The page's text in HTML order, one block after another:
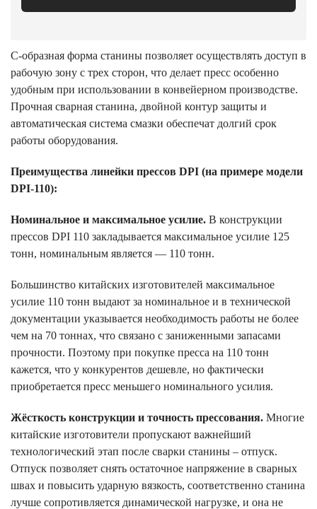
С-образная форма станины позволяет осуществлять доступ в
рабочую зону с трех сторон, что делает пресс особенно
удобным при использовании в конвейерном производстве.
Прочная сварная станина, двойной контур защиты и
автоматическая система смазки обеспечат долгий срок
работы оборудования.
Преимущества линейки прессов DPI (на примере модели
DPI-110):
Номинальное и максимальное усилие. В конструкции
прессов DPI 110 закладывается максимальное усилие 125
тонн, номинальным является — 110 тонн.
Большинство китайских изготовителей максимальное
усилие 110 тонн выдают за номинальное и в технической
документации указывается необходимость работы не более
чем на 70 тоннах, что связано с заниженными запасами
прочности. Поэтому при покупке пресса на 110 тонн
кажется, что у конкурентов дешевле, но фактически
приобретается пресс меньшего номинального усилия.
Жёсткость конструкции и точность прессования. Многие
китайские изготовители пропускают важнейший
технологический этап после сварки станины – отпуск.
Отпуск позволяет снять остаточное напряжение в сварных
швах и повысить ударную вязкость, соответственно станина
лучше сопротивляется динамической нагрузке, и она не